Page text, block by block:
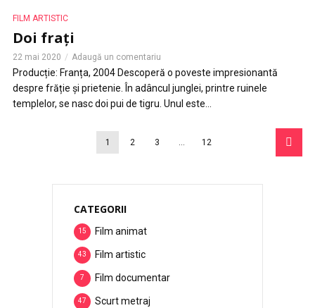
FILM ARTISTIC
Doi frați
22 mai 2020 Adaugă un comentariu
Producție: Franța, 2004 Descoperă o poveste impresionantă
despre frăție și prietenie. În adâncul junglei, printre ruinele
templelor, se nasc doi pui de tigru. Unul este...
1 2 3 … 12
CATEGORII
Film animat
15
Film artistic
43
Film documentar
7
Scurt metraj
47